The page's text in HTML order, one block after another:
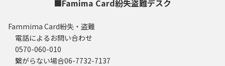
■Famima Card紛失盗難デスク
Fammima Card紛失・盗難
電話によるお問い合わせ
0570-060-010
繋がらない場合06-7732-7137